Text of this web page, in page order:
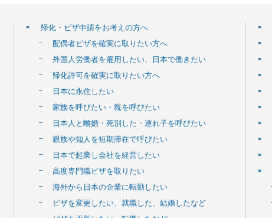
帰化・ビザ申請をお考えの方へ
配偶者ビザを確実に取りたい方へ
外国人労働者を雇用したい、日本で働きたい
帰化許可を確実に取りたい方へ
日本に永住したい
家族を呼びたい・親を呼びたい
日本人と離婚・死別した・連れ子を呼びたい
親族や知人を短期滞在で呼びたい
日本で起業し会社を経営したい
高度専門職ビザを取りたい
海外から日本の企業に転勤したい
ビザを変更したい、就職した、結婚したなど